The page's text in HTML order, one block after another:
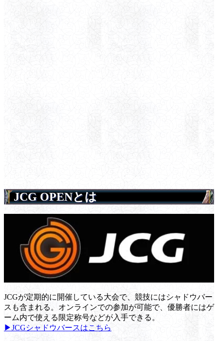
JCG OPENとは
JCGが定期的に開催している大会で、競技にはシャドウバー
スも含まれる。オンラインでの参加が可能で、優勝者にはゲ
ーム内で使える限定称号などが入手できる。
▶JCGシャドウバースはこちら